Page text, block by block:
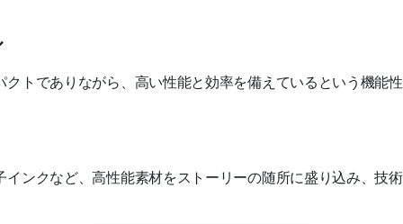
クトでありながら、高い性能と効率を備えているという機能
インクなど、高性能素材をストーリーの随所に盛り込み、技